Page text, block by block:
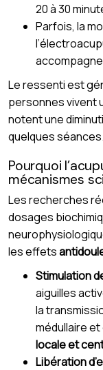
20 à 30
Parfois, la
Le ressenti est
personnes vivent
notent une
quelques séances.
Pourquoi
mécanismes
Les recherches
dosages
les effets
Stimulation
aiguilles
la
médullaire
locale et
Libération